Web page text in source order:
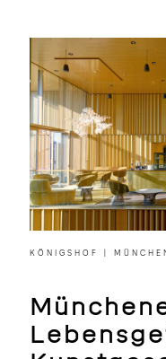
KÖNIGSHOF |